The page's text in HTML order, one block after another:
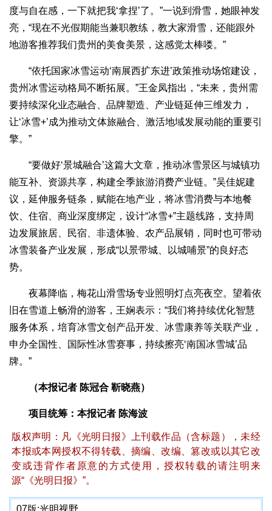
度与自在感，一下就把我‘拿捏’了。”一说到滑雪，她眼神发
亮，“现在不光假期能当兼职教练，教大家滑雪，还能跟外
地游客推荐我们贵州的美食美景，这感觉太棒喽。”
“依托国家冰雪运动‘南展西扩东进’政策推动场馆建设，
贵州冰雪运动格局不断拓展。”王金凤指出，“未来，贵州需
要持续深化业态融合、品牌塑造、产业链延伸三维发力，
让‘冰雪+’成为推动文体旅融合、激活地域发展动能的重要引
擎。”
“要做好‘景城融合’这篇大文章，推动冰雪景区与城镇功
能互补、资源共享，构建全季旅游消费产业链。”吴佳妮建
议，延伸服务链条，赋能在地产业，将冰雪消费与本地餐
饮、住宿、商业深度绑定，设计“冰雪+”主题线路，支持周
边发展旅居、民宿、非遗体验、农产品展销，同时也可带动
冰雪装备产业发展，形成“以景带城、以城哺景”的良好态
势。
夜幕降临，梅花山滑雪场专业照明灯点亮夜空。望着依
旧在雪道上畅滑的游客，王娴表示：“我们将持续优化智慧
服务体系，培育冰雪文创产品开发、冰雪康养等关联产业，
申办全国性、国际性冰雪赛事，持续擦亮‘南国冰雪城’品
牌。”
（本报记者 陈冠合 靳晓燕）
项目统筹：本报记者 陈海波
版权声明：凡《光明日报》上刊载作品（含标题），未经
本报或本网授权不得转载、摘编、改编、篡改或以其它改
变或违背作者原意的方式使用，授权转载的请注明来
源“《光明日报》”。